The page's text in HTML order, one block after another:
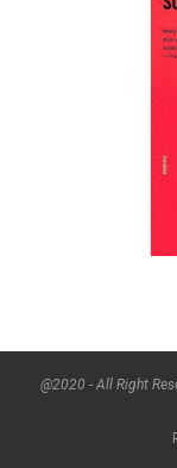
@2020 - All Right